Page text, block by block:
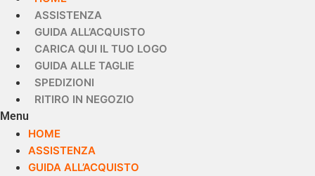
ASSISTENZA
GUIDA ALL’ACQUISTO
CARICA QUI IL TUO LOGO
GUIDA ALLE TAGLIE
SPEDIZIONI
RITIRO IN NEGOZIO
Menu
HOME
ASSISTENZA
GUIDA ALL’ACQUISTO